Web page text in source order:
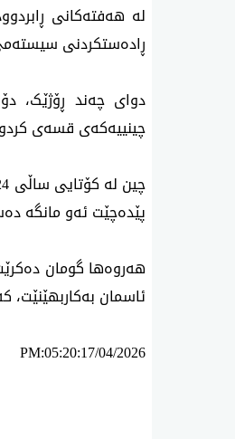
لە هەفتەکانی
ڕادەستکردنی
دوای چەند ڕۆژێک،
چینییەکەی قسەی
چین لە کۆتایی ساڵی 2024دا، مانگێکی دەستکردی سیخوڕیی بە ناوی "
پێدەچێت ئه‌و مانگه‌
هەروەها گومان
ئاسمان بەکاربهێنێت، کە ژمارەیان
PM:05:20:17/04/2026